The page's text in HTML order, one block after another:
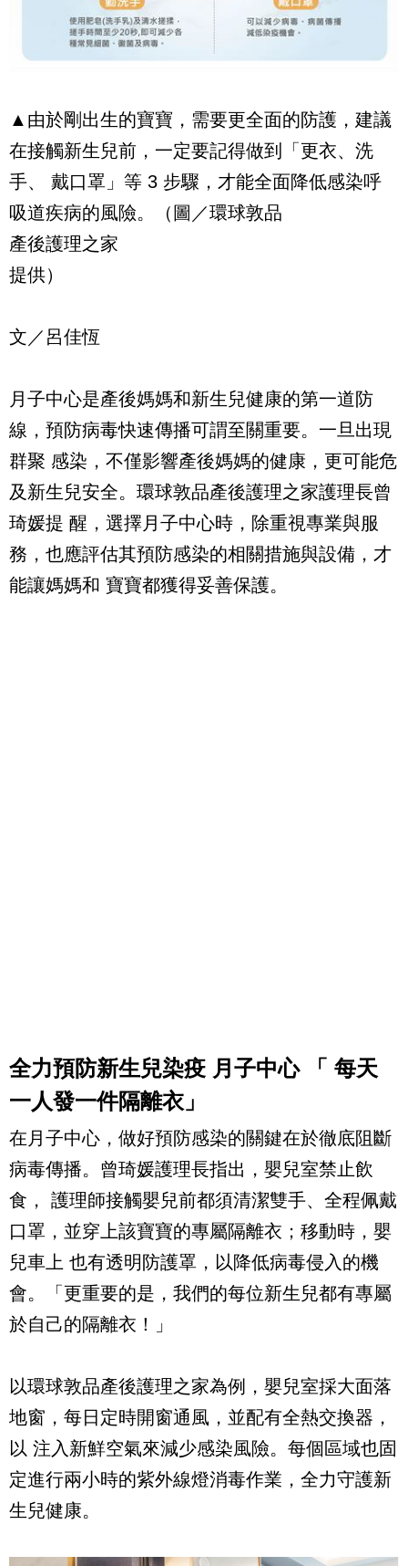
▲由於剛出生的寶寶，需要更全面的防護，建議
在接觸新生兒前，一定要記得做到「更衣、洗
手、 戴口罩」等 3 步驟，才能全面降低感染呼
吸道疾病的風險。（圖／環球敦品
產後護理之家
提供）
文／呂佳恆
月子中心是產後媽媽和新生兒健康的第一道防
線，預防病毒快速傳播可謂至關重要。一旦出現
群聚 感染，不僅影響產後媽媽的健康，更可能危
及新生兒安全。環球敦品產後護理之家護理長曾
琦媛提 醒，選擇月子中心時，除重視專業與服
務，也應評估其預防感染的相關措施與設備，才
能讓媽媽和 寶寶都獲得妥善保護。
全力預防新生兒染疫 月子中心 「 每天
一人發一件隔離衣」
在月子中心，做好預防感染的關鍵在於徹底阻斷
病毒傳播。曾琦媛護理長指出，嬰兒室禁止飲
食， 護理師接觸嬰兒前都須清潔雙手、全程佩戴
口罩，並穿上該寶寶的專屬隔離衣；移動時，嬰
兒車上 也有透明防護罩，以降低病毒侵入的機
會。「更重要的是，我們的每位新生兒都有專屬
於自己的隔離衣！」
以環球敦品產後護理之家為例，嬰兒室採大面落
地窗，每日定時開窗通風，並配有全熱交換器，
以 注入新鮮空氣來減少感染風險。每個區域也固
定進行兩小時的紫外線燈消毒作業，全力守護新
生兒健康。